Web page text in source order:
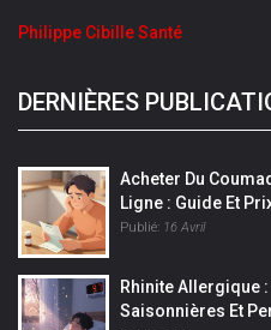
Philippe Cibille Santé
DERNIÈRES
Acheter Du
Ligne : Guide Et
Publié: 16 Avril
Rhinite Allergique
Saisonnières Et